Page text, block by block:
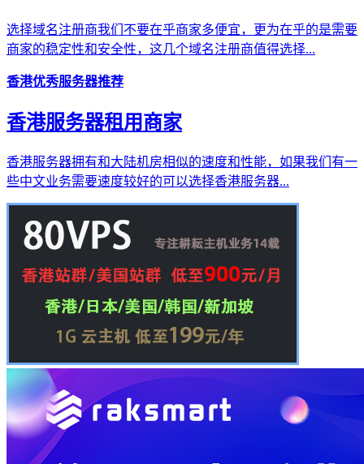
选择域名注册商我们不要在乎商家多便宜，更为在乎的是需要
商家的稳定性和安全性，这几个域名注册商值得选择...
香港优秀服务器推荐
香港服务器租用商家
香港服务器拥有和大陆机房相似的速度和性能，如果我们有一
些中文业务需要速度较好的可以选择香港服务器...